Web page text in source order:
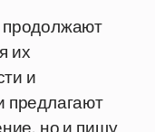
их
и
предлагают